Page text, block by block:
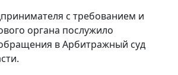
с требованием и
органа послужило
в Арбитражный суд